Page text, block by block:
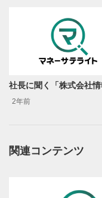
1
動画再生エリア
2年前
関連コンテンツ